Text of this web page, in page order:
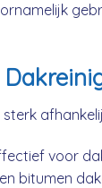
voor
bitumen